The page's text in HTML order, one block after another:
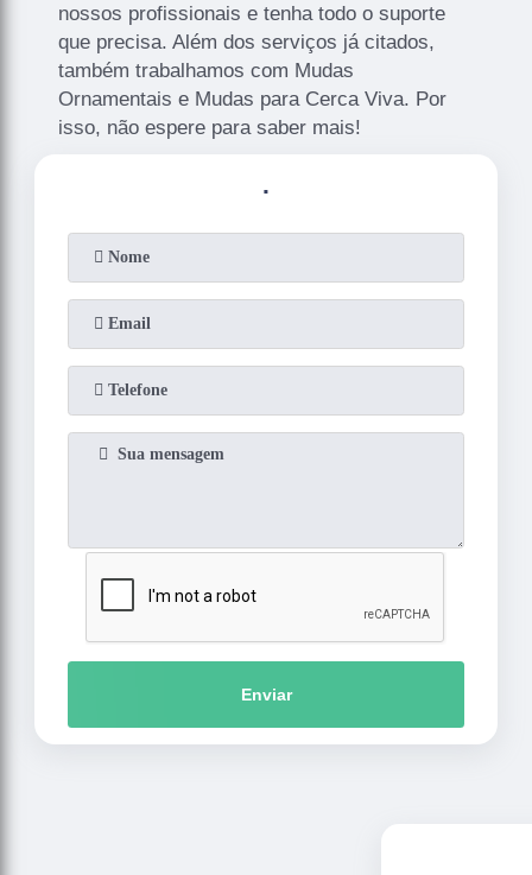
nossos profissionais e tenha todo o suporte
que precisa. Além dos serviços já citados,
também trabalhamos com Mudas
Ornamentais e Mudas para Cerca Viva. Por
isso, não espere para saber mais!
.
Enviar